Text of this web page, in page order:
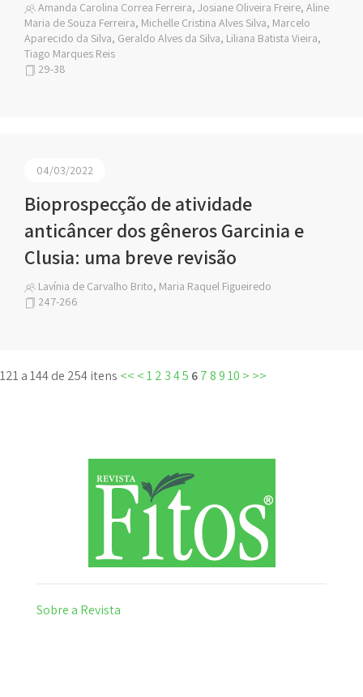
Amanda Carolina Correa Ferreira, Josiane Oliveira Freire, Aline
Maria de Souza Ferreira, Michelle Cristina Alves Silva, Marcelo
Aparecido da Silva, Geraldo Alves da Silva, Liliana Batista Vieira,
Tiago Marques Reis
29-38
04/03/2022
Bioprospecção de atividade
anticâncer dos gêneros Garcinia e
Clusia: uma breve revisão
Lavínia de Carvalho Brito, Maria Raquel Figueiredo
247-266
121 a 144 de 254 itens << <12 345 678910 > >>
Sobre a Revista